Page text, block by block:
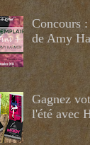
Concours
de Amy
Gagnez
l'été avec